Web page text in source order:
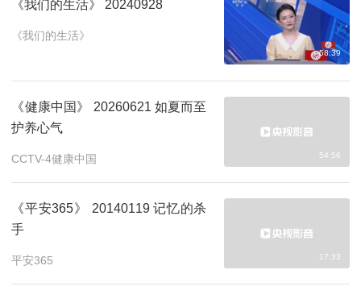
06:05 预约
06:51 特别行动第6集 预约
07:40 预约
《我们的生活》 20240928
《我们的生活》
58:39
《健康中国》 20260621 如夏而至
护养心气
CCTV-4健康中国 54:56
《平安365》 20140119 记忆的杀
手
平安365 17:33